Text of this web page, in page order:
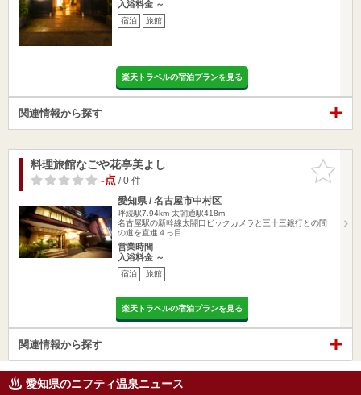
入浴料金 ～
宿泊 旅館
楽天トラベルの宿泊プランを見る
関連情報から探す
お気に入
りに追加
料理旅館なごや花亭美よし
-点/ 0 件
愛知県 / 名古屋市中村区
呼続駅7.94km 太閤通駅418m
名古屋駅の新幹線太閤口ビックカメラと三十三銀行との間
の道を直進４っ目…
営業時間
入浴料金 ～
宿泊 旅館
楽天トラベルの宿泊プランを見る
関連情報から探す
愛知県のニフティ温泉ニュース